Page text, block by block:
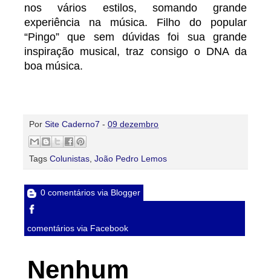
nos vários estilos, somando grande
experiência na música. Filho do popular
“Pingo” que sem dúvidas foi sua grande
inspiração musical, traz consigo o DNA da
boa música.
Por Site Caderno7 - 09 dezembro
Tags Colunistas João Pedro Lemos
0 comentários via Blogger
comentários via Facebook
Nenhum